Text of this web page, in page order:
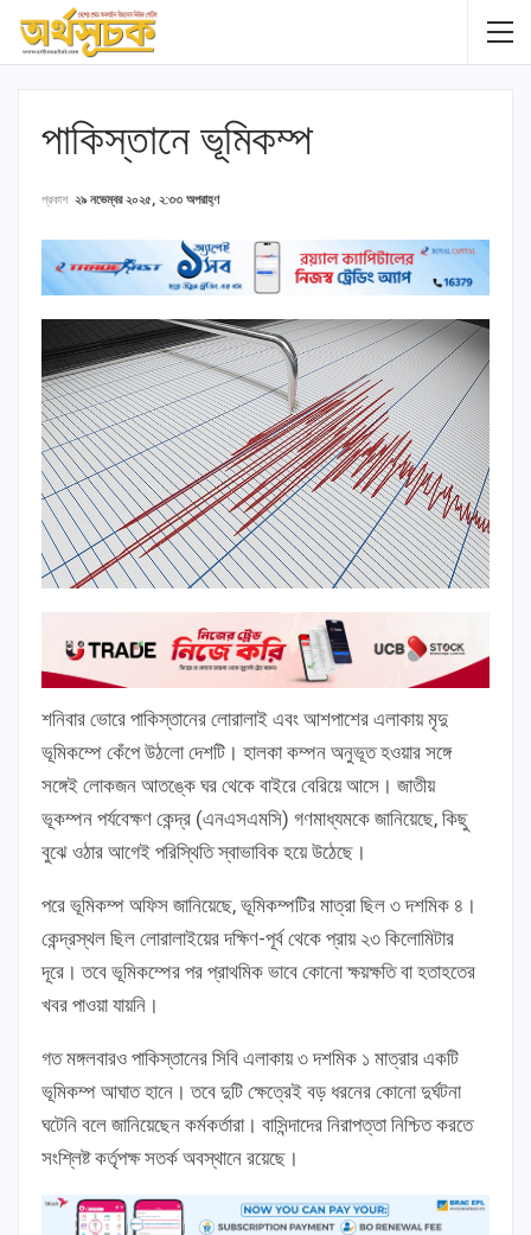
পাকিস্তানে ভূমিকম্প
প্রকাশ ২৯ নভেম্বর ২০২৫, ২:৩৩ অপরাহ্ণ
শনিবার ভোরে পাকিস্তানের লোরালাই এবং আশপাশের এলাকায় মৃদু
ভূমিকম্পে কেঁপে উঠলো দেশটি। হালকা কম্পন অনুভূত হওয়ার সঙ্গে
সঙ্গেই লোকজন আতঙ্কে ঘর থেকে বাইরে বেরিয়ে আসে। জাতীয়
ভূকম্পন পর্যবেক্ষণ কেন্দ্র (এনএসএমসি) গণমাধ্যমকে জানিয়েছে, কিছু
বুঝে ওঠার আগেই পরিস্থিতি স্বাভাবিক হয়ে উঠেছে।
পরে ভূমিকম্প অফিস জানিয়েছে, ভূমিকম্পটির মাত্রা ছিল ৩ দশমিক ৪।
কেন্দ্রস্থল ছিল লোরালাইয়ের দক্ষিণ-পূর্ব থেকে প্রায় ২৩ কিলোমিটার
দূরে। তবে ভূমিকম্পের পর প্রাথমিক ভাবে কোনো ক্ষয়ক্ষতি বা হতাহতের
খবর পাওয়া যায়নি।
গত মঙ্গলবারও পাকিস্তানের সিবি এলাকায় ৩ দশমিক ১ মাত্রার একটি
ভূমিকম্প আঘাত হানে। তবে দুটি ক্ষেত্রেই বড় ধরনের কোনো দুর্ঘটনা
ঘটেনি বলে জানিয়েছেন কর্মকর্তারা। বাসিন্দাদের নিরাপত্তা নিশ্চিত করতে
সংশ্লিষ্ট কর্তৃপক্ষ সতর্ক অবস্থানে রয়েছে।